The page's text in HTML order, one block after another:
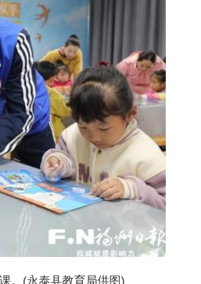
。(永泰县教育局供图)